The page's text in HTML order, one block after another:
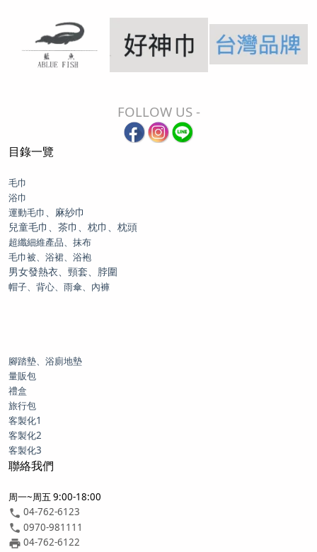
FOLLOW US -
目錄一覽
毛巾
浴巾
運動毛巾、麻紗巾
兒童毛巾、茶巾、枕巾、枕頭
超纖細維產品、抹布
毛巾被、浴裙、浴袍
男女發熱衣、頸套、脖圍
帽子、背心、雨傘、內褲
腳踏墊、浴廁地墊
量販包
禮盒
旅行包
客製化1
客製化2
客製化3
聯絡我們
周一~周五 9:00-18:00
04-762-6123
0970-981111
04-762-6122